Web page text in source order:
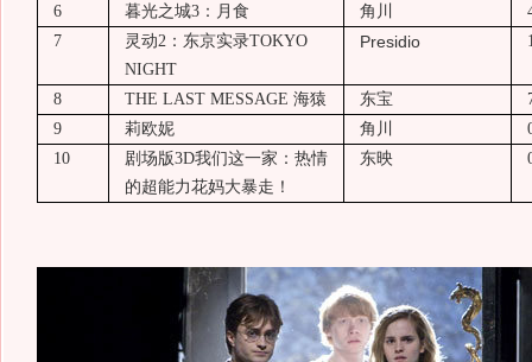
6
暮光之城3：月食 角川
7
灵动2：东京实录TOKYO
NIGHT
Presidio
8 THE LAST MESSAGE 海猿 东宝
9
莉欧妮 角川
10
剧场版3D我们这一家：热情
的超能力花妈大暴走！
东映